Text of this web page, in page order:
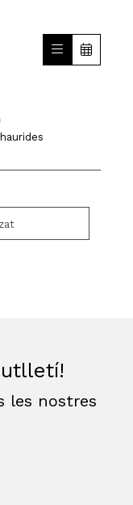
les nostres